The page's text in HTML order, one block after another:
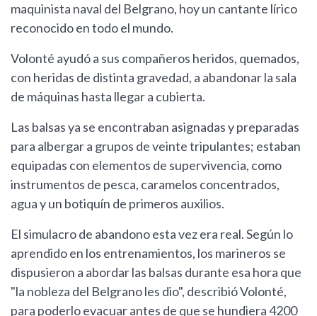
maquinista naval del Belgrano, hoy un cantante lírico
reconocido en todo el mundo.
Volonté ayudó a sus compañeros heridos, quemados,
con heridas de distinta gravedad, a abandonar la sala
de máquinas hasta llegar a cubierta.
Las balsas ya se encontraban asignadas y preparadas
para albergar a grupos de veinte tripulantes; estaban
equipadas con elementos de supervivencia, como
instrumentos de pesca, caramelos concentrados,
agua y un botiquín de primeros auxilios.
El simulacro de abandono esta vez era real. Según lo
aprendido en los entrenamientos, los marineros se
dispusieron a abordar las balsas durante esa hora que
"la nobleza del Belgrano les dio", describió Volonté,
para poderlo evacuar antes de que se hundiera 4200